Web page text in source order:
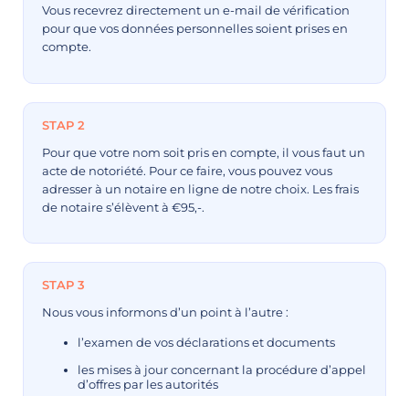
Vous recevrez directement un e-mail de vérification
pour que vos données personnelles soient prises en
compte.
STAP 2
Pour que votre nom soit pris en compte, il vous faut un
acte de notoriété. Pour ce faire, vous pouvez vous
adresser à un notaire en ligne de notre choix. Les frais
de notaire s’élèvent à €95,-.
STAP 3
Nous vous informons d’un point à l’autre :
l’examen de vos déclarations et documents
les mises à jour concernant la procédure d’appel
d’offres par les autorités